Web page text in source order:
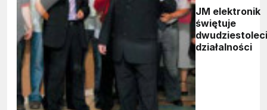
JM elektronik
świętuje
działalności